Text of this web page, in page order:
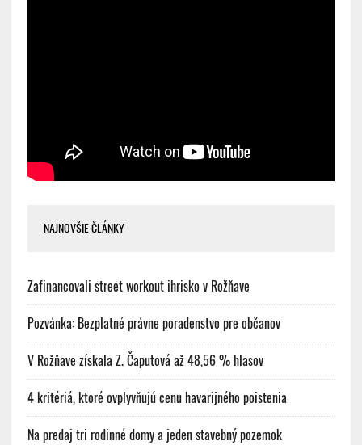
NAJNOVŠIE ČLÁNKY
Zafinancovali street workout ihrisko v Rožňave
Pozvánka: Bezplatné právne poradenstvo pre občanov
V Rožňave získala Z. Čaputová až 48,56 % hlasov
4 kritériá, ktoré ovplyvňujú cenu havarijného poistenia
Na predaj tri rodinné domy a jeden stavebný pozemok